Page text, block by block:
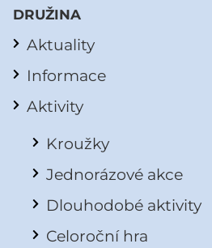
DRUŽINA
Aktuality
Informace
Aktivity
Kroužky
Jednorázové akce
Dlouhodobé aktivity
Celoroční hra